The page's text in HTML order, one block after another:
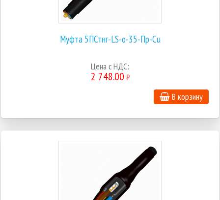
Муфта 5ПСтнг-LS-о-35-Пр-Cu
Цена с НДС:
2 748.00 ₽
В корзину